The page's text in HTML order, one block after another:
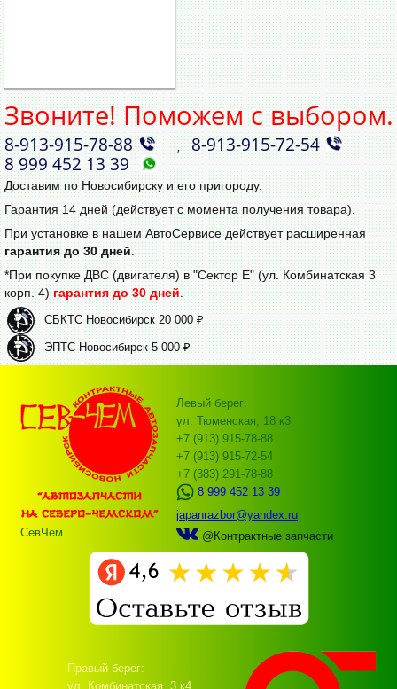
Звоните! Поможем с выбором.
8‑913‑915‑78‑88 ,8‑913‑915‑72‑54
8 999 452 13 39
Доставим по Новосибирску и его пригороду.
Гарантия 14 дней (действует с момента получения товара).
При установке в нашем АвтоСервисе действует расширенная
гарантия до 30 дней.
*При покупке ДВС (двигателя) в "Сектор Е" (ул. Комбинатская 3
корп. 4)гарантия до 30 дней.
СБКТС Новосибирск 20 000 ₽
ЭПТС Новосибирск 5 000 ₽
СевЧем
Левый берег:
ул. Тюменская, 18 к3
+7 (913) 915-78-88
+7 (913) 915-72-54
+7 (383) 291-78-88
8 999 452 13 39
japanrazbor@yandex.ru
@Контрактные запчасти
Правый берег:
ул. Комбинатская, 3 к4